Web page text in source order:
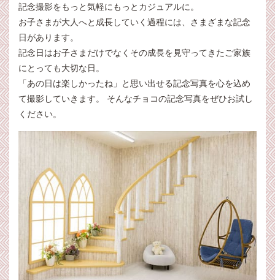
記念撮影をもっと気軽にもっとカジュアルに。
お子さまが大人へと成長していく過程には、さまざまな記念
日があります。
記念日はお子さまだけでなくその成長を見守ってきたご家族
にとっても大切な日。
「あの日は楽しかったね」と思い出せる記念写真を心を込め
て撮影していきます。 そんなチョコの記念写真をぜひお試し
ください。